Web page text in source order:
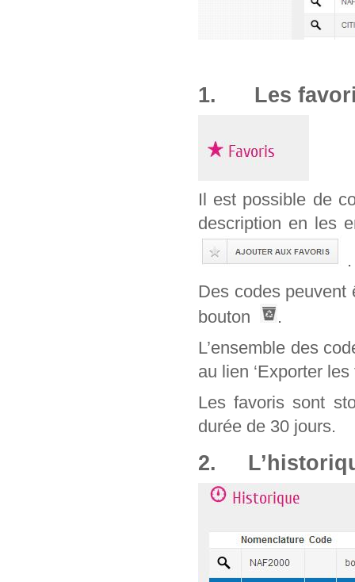
1. Les
Il est possible de
description en les
.
Des codes peuvent
bouton
.
L’ensemble des
au lien ‘Exporter les
Les favoris sont
durée de 30 jours.
2.